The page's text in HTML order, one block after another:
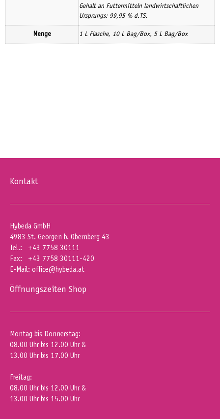
Gehalt an Futtermitteln landwirtschaftlichen
Ursprungs: 99,95 % d.TS.
Menge 1 L Flasche, 10 L Bag/Box, 5 L Bag/Box
Kontakt
Hybeda GmbH
4983 St. Georgen b. Obernberg 43
Tel.: +43 7758 30111
Fax: +43 7758 30111-420
E-Mail: office@hybeda.at
Öffnungszeiten Shop
Montag bis Donnerstag:
08.00 Uhr bis 12.00 Uhr &
13.00 Uhr bis 17.00 Uhr
Freitag:
08.00 Uhr bis 12.00 Uhr &
13.00 Uhr bis 15.00 Uhr